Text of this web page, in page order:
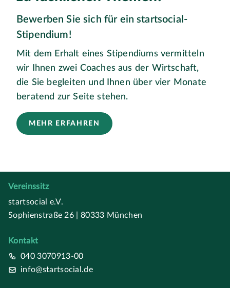
Bewerben Sie sich für ein startsocial-
Stipendium!
Mit dem Erhalt eines Stipendiums vermitteln
wir Ihnen zwei Coaches aus der Wirtschaft,
die Sie begleiten und Ihnen über vier Monate
beratend zur Seite stehen.
MEHR ERFAHREN
Vereinssitz
startsocial e.V.
Sophienstraße 26 | 80333 München
Kontakt
040 3070913-00
info@startsocial.de